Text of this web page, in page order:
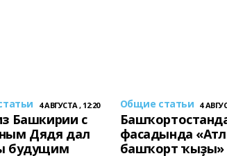
4 АВГУСТА , 12:20
Башкирии с
Дядя дал
будущим
Общие статьи 4
фасадында
башҡорт ҡыҙы»